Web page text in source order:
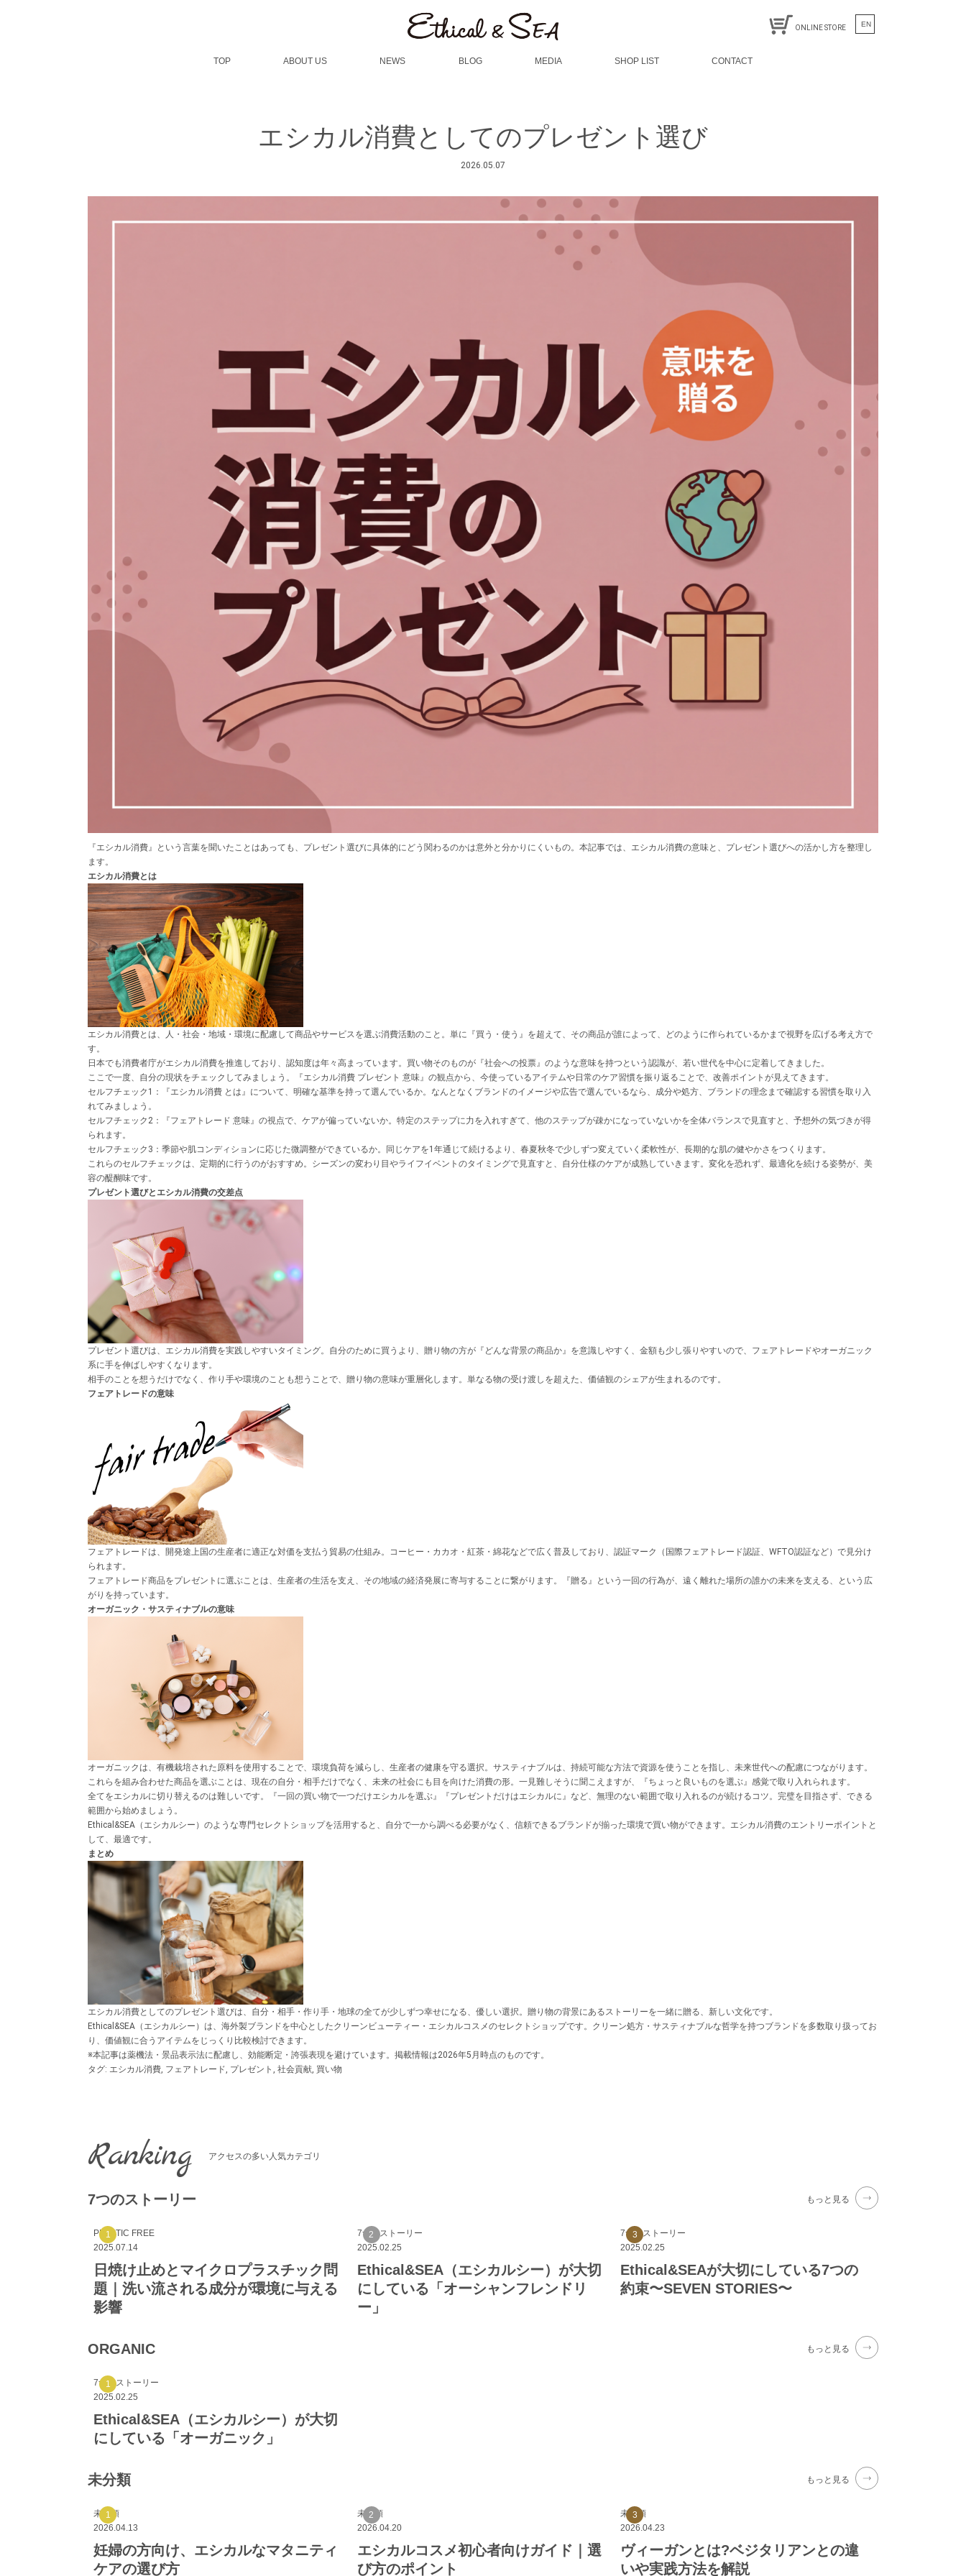
TOP ABOUT US NEWS BLOG MEDIA SHOP LIST CONTACT
ONLINE STORE EN
エシカル消費としてのプレゼント選び
2026.05.07
『エシカル消費』という言葉を聞いたことはあっても、プレゼント選びに具体的にどう関わるのかは意外と分かりにくいもの。本記事では、エシカル消費の意味と、プレゼント選びへの活かし方を整理し
ます。
エシカル消費とは
エシカル消費とは、人・社会・地域・環境に配慮して商品やサービスを選ぶ消費活動のこと。単に『買う・使う』を超えて、その商品が誰によって、どのように作られているかまで視野を広げる考え方で
す。
日本でも消費者庁がエシカル消費を推進しており、認知度は年々高まっています。買い物そのものが『社会への投票』のような意味を持つという認識が、若い世代を中心に定着してきました。
ここで一度、自分の現状をチェックしてみましょう。『エシカル消費 プレゼント 意味』の観点から、今使っているアイテムや日常のケア習慣を振り返ることで、改善ポイントが見えてきます。
セルフチェック1：『エシカル消費 とは』について、明確な基準を持って選んでいるか。なんとなくブランドのイメージや広告で選んでいるなら、成分や処方、ブランドの理念まで確認する習慣を取り入
れてみましょう。
セルフチェック2：『フェアトレード 意味』の視点で、ケアが偏っていないか。特定のステップに力を入れすぎて、他のステップが疎かになっていないかを全体バランスで見直すと、予想外の気づきが得
られます。
セルフチェック3：季節や肌コンディションに応じた微調整ができているか。同じケアを1年通じて続けるより、春夏秋冬で少しずつ変えていく柔軟性が、長期的な肌の健やかさをつくります。
これらのセルフチェックは、定期的に行うのがおすすめ。シーズンの変わり目やライフイベントのタイミングで見直すと、自分仕様のケアが成熟していきます。変化を恐れず、最適化を続ける姿勢が、美
容の醍醐味です。
プレゼント選びとエシカル消費の交差点
プレゼント選びは、エシカル消費を実践しやすいタイミング。自分のために買うより、贈り物の方が『どんな背景の商品か』を意識しやすく、金額も少し張りやすいので、フェアトレードやオーガニック
系に手を伸ばしやすくなります。
相手のことを想うだけでなく、作り手や環境のことも想うことで、贈り物の意味が重層化します。単なる物の受け渡しを超えた、価値観のシェアが生まれるのです。
フェアトレードの意味
フェアトレードは、開発途上国の生産者に適正な対価を支払う貿易の仕組み。コーヒー・カカオ・紅茶・綿花などで広く普及しており、認証マーク（国際フェアトレード認証、WFTO認証など）で見分け
られます。
フェアトレード商品をプレゼントに選ぶことは、生産者の生活を支え、その地域の経済発展に寄与することに繋がります。『贈る』という一回の行為が、遠く離れた場所の誰かの未来を支える、という広
がりを持っています。
オーガニック・サスティナブルの意味
オーガニックは、有機栽培された原料を使用することで、環境負荷を減らし、生産者の健康を守る選択。サスティナブルは、持続可能な方法で資源を使うことを指し、未来世代への配慮につながります。
これらを組み合わせた商品を選ぶことは、現在の自分・相手だけでなく、未来の社会にも目を向けた消費の形。一見難しそうに聞こえますが、『ちょっと良いものを選ぶ』感覚で取り入れられます。
全てをエシカルに切り替えるのは難しいです。『一回の買い物で一つだけエシカルを選ぶ』『プレゼントだけはエシカルに』など、無理のない範囲で取り入れるのが続けるコツ。完璧を目指さず、できる
範囲から始めましょう。
Ethical&SEA（エシカルシー）のような専門セレクトショップを活用すると、自分で一から調べる必要がなく、信頼できるブランドが揃った環境で買い物ができます。エシカル消費のエントリーポイントと
して、最適です。
まとめ
エシカル消費としてのプレゼント選びは、自分・相手・作り手・地球の全てが少しずつ幸せになる、優しい選択。贈り物の背景にあるストーリーを一緒に贈る、新しい文化です。
Ethical&SEA（エシカルシー）は、海外製ブランドを中心としたクリーンビューティー・エシカルコスメのセレクトショップです。クリーン処方・サスティナブルな哲学を持つブランドを多数取り扱ってお
り、価値観に合うアイテムをじっくり比較検討できます。
※本記事は薬機法・景品表示法に配慮し、効能断定・誇張表現を避けています。掲載情報は2026年5月時点のものです。
タグ: エシカル消費, フェアトレード, プレゼント , 社会貢献, 買い物
Ranking アクセスの多い人気カテゴリ
7つのストーリー もっと見る
PLASTIC FREE
2025.07.14
日焼け止めとマイクロプラスチック問
題｜洗い流される成分が環境に与える
影響
7つのストーリー
2025.02.25
Ethical&SEA（エシカルシー）が大切
にしている「オーシャンフレンドリ
ー」
7つのストーリー
2025.02.25
Ethical&SEAが大切にしている7つの
約束〜SEVEN STORIES〜
ORGANIC もっと見る
7つのストーリー
2025.02.25
Ethical&SEA（エシカルシー）が大切
にしている「オーガニック」
未分類 もっと見る
未分類
2026.04.13
妊婦の方向け、エシカルなマタニティ
ケアの選び方
未分類
2026.04.20
エシカルコスメ初心者向けガイド｜選
び方のポイント
未分類
2026.04.23
ヴィーガンとは?ベジタリアンとの違
いや実践方法を解説